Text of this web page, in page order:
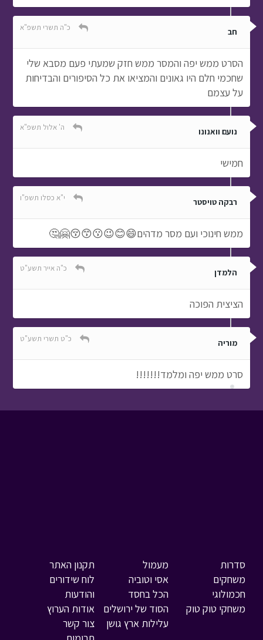
חב כ"ה תשרי תשפ"א
הסרט ממש יפה והמסר ממש חזק שמעתי פעם מסבא שלי
שחכמי חלם היו גאונים והמציאו את כל הסיפורים והבדיחות
על עצמם
נועם וואנונו ה' אלול תשפ"א
חמישי
רבקה טויסטר י"א כסלו תשפ"ו
ממש חינוכי ועם מסר מדהים😄😊😉😗😙😚🤗🤔
הלמדן כ"ה אייר תשע"ט
הציצית הפוכה
מוריה כ"ט תשרי תשע"ט
סרט ממש יפה ומלמד!!!!!!!
סדרות
משחקים
חכמולוגי
משחקי טוק טוק
מעמול
אסי וטוביה
הכל בחסד
הסוד של ירושלים
עלילות ארץ גושן
תקנון האתר
לוח שידורים
והודעות
אודות הערוץ
צור קשר